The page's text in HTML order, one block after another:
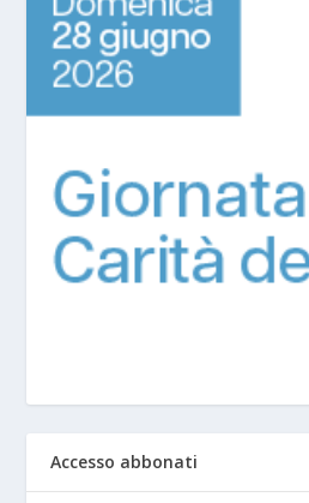
Accesso abbonati